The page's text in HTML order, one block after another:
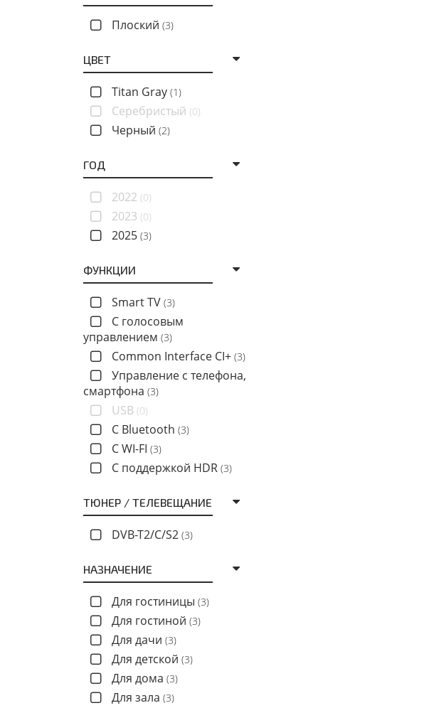
Плоский (3)
ЦВЕТ
Titan Gray (1)
Серебристый (0)
Черный (2)
ГОД
2022 (0)
2023 (0)
2025 (3)
ФУНКЦИИ
Smart TV (3)
C голосовым
управлением (3)
Common Interface CI+ (3)
Управление с телефона,
смартфона (3)
USB (0)
С Bluetooth (3)
С WI-FI (3)
С поддержкой HDR (3)
ТЮНЕР / ТЕЛЕВЕЩАНИЕ
DVB-T2/C/S2 (3)
НАЗНАЧЕНИЕ
Для гостиницы (3)
Для гостиной (3)
Для дачи (3)
Для детской (3)
Для дома (3)
Для зала (3)